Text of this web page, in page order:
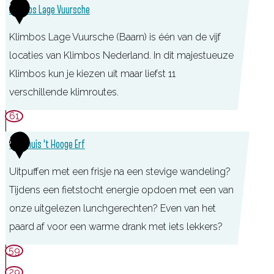
t
d
i
j
k
7Klimbos Lage Vuursche
Klimbos Lage Vuursche (Baarn) is één van de vijf
locaties van Klimbos Nederland. In dit majestueuze
Klimbos kun je kiezen uit maar liefst 11
verschillende klimroutes.
K
i
m
b
o
s
L
61
8Theehuis 't Hooge Erf
Uitpuffen met een frisje na een stevige wandeling?
Tijdens een fietstocht energie opdoen met een van
onze uitgelezen lunchgerechten? Even van het
paard af voor een warme drank met iets lekkers?
T
h
59